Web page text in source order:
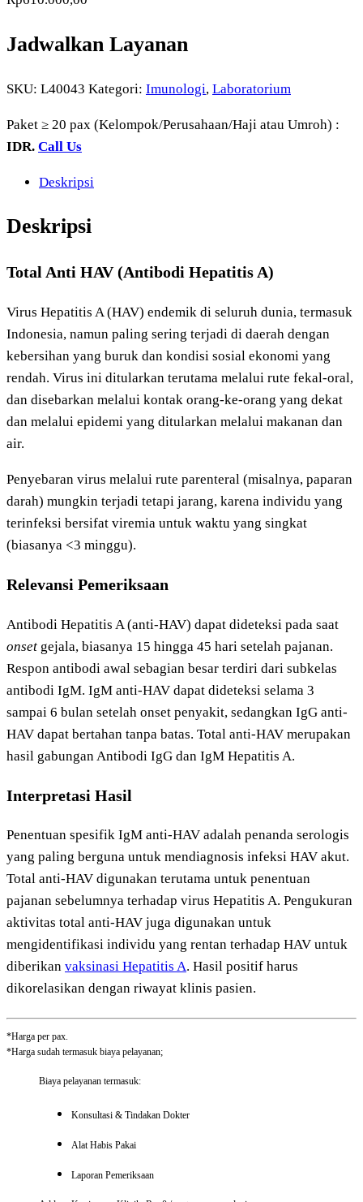
Jadwalkan Layanan
SKU: L40043 Kategori: Imunologi, Laboratorium
Paket ≥ 20 pax (Kelompok/Perusahaan/Haji atau Umroh) :
IDR. Call Us
Deskripsi
Deskripsi
Total Anti HAV (Antibodi Hepatitis A)
Virus Hepatitis A (HAV) endemik di seluruh dunia, termasuk
Indonesia, namun paling sering terjadi di daerah dengan
kebersihan yang buruk dan kondisi sosial ekonomi yang
rendah. Virus ini ditularkan terutama melalui rute fekal-oral,
dan disebarkan melalui kontak orang-ke-orang yang dekat
dan melalui epidemi yang ditularkan melalui makanan dan
air.
Penyebaran virus melalui rute parenteral (misalnya, paparan
darah) mungkin terjadi tetapi jarang, karena individu yang
terinfeksi bersifat viremia untuk waktu yang singkat
(biasanya <3 minggu).
Relevansi Pemeriksaan
Antibodi Hepatitis A (anti-HAV) dapat dideteksi pada saat
onset gejala, biasanya 15 hingga 45 hari setelah pajanan.
Respon antibodi awal sebagian besar terdiri dari subkelas
antibodi IgM. IgM anti-HAV dapat dideteksi selama 3
sampai 6 bulan setelah onset penyakit, sedangkan IgG anti-
HAV dapat bertahan tanpa batas. Total anti-HAV merupakan
hasil gabungan Antibodi IgG dan IgM Hepatitis A.
Interpretasi Hasil
Penentuan spesifik IgM anti-HAV adalah penanda serologis
yang paling berguna untuk mendiagnosis infeksi HAV akut.
Total anti-HAV digunakan terutama untuk penentuan
pajanan sebelumnya terhadap virus Hepatitis A. Pengukuran
aktivitas total anti-HAV juga digunakan untuk
mengidentifikasi individu yang rentan terhadap HAV untuk
diberikan vaksinasi Hepatitis A. Hasil positif harus
dikorelasikan dengan riwayat klinis pasien.
*Harga per pax.
*Harga sudah termasuk biaya pelayanan;
Biaya pelayanan termasuk:
Konsultasi & Tindakan Dokter
Alat Habis Pakai
Laporan Pemeriksaan